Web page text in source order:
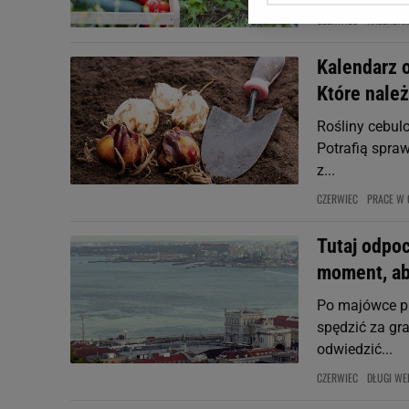
Kalendarz
Które
Rośliny
Potrafią
z...
CZERWIEC PRACE W
Tutaj
moment,
Po majówce
spędzić za
odwiedzić...
CZERWIEC DŁUGI
odnośnik „Ustawienia
plików cookie możliwa
My, nasi Zaufani
Użycie dokładnych
Przechowywanie
badnie odbiorców i